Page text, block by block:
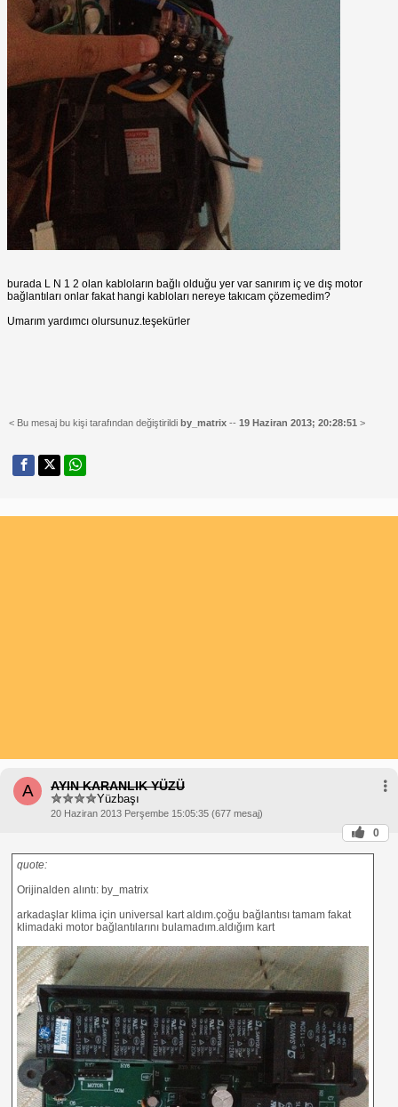
burada L N 1 2 olan kabloların bağlı olduğu yer var sanırım iç ve dış motor
bağlantıları onlar fakat hangi kabloları nereye takıcam çözemedim?
Umarım yardımcı olursunuz.teşekürler
< Bu mesaj bu kişi tarafından değiştirildi by_matrix -- 19 Haziran 2013; 20:28:51 >
A AYIN KARANLIK YÜZÜ
Yüzbaşı
20 Haziran 2013 Perşembe 15:05:35 (677 mesaj)
0
quote:
Orijinalden alıntı: by_matrix
arkadaşlar klima için universal kart aldım.çoğu bağlantısı tamam fakat
klimadaki motor bağlantılarını bulamadım.aldığım kart